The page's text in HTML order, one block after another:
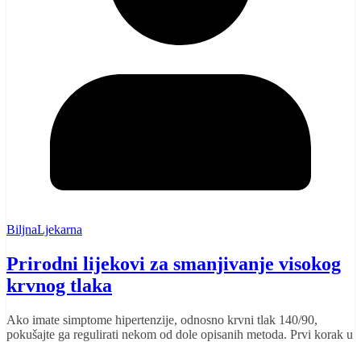
BiljnaLjekarna
Prirodni lijekovi za smanjivanje visokog
krvnog tlaka
Ako imate simptome hipertenzije, odnosno krvni tlak 140/90,
pokušajte ga regulirati nekom od dole opisanih metoda. Prvi korak u